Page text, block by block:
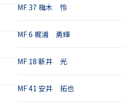
MF37 梅木 怜
MF6 梶浦 勇輝
MF 18 新井 光
MF41 安井 拓也